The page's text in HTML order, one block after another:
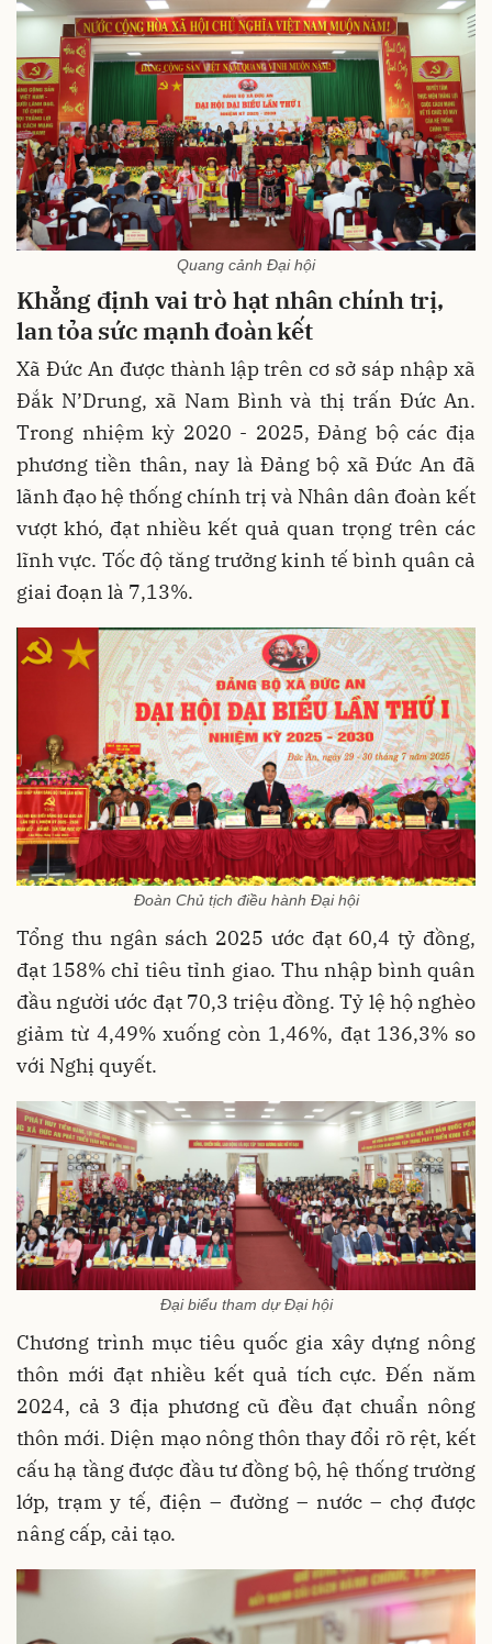
Quang cảnh Đại hội
Khẳng định vai trò hạt nhân chính trị,
lan tỏa sức mạnh đoàn kết
Xã Đức An được thành lập trên cơ sở sáp nhập xã
Đắk N’Drung, xã Nam Bình và thị trấn Đức An.
Trong nhiệm kỳ 2020 - 2025, Đảng bộ các địa
phương tiền thân, nay là Đảng bộ xã Đức An đã
lãnh đạo hệ thống chính trị và Nhân dân đoàn kết
vượt khó, đạt nhiều kết quả quan trọng trên các
lĩnh vực. Tốc độ tăng trưởng kinh tế bình quân cả
giai đoạn là 7,13%.
Đoàn Chủ tịch điều hành Đại hội
Tổng thu ngân sách 2025 ước đạt 60,4 tỷ đồng,
đạt 158% chỉ tiêu tỉnh giao. Thu nhập bình quân
đầu người ước đạt 70,3 triệu đồng. Tỷ lệ hộ nghèo
giảm từ 4,49% xuống còn 1,46%, đạt 136,3% so
với Nghị quyết.
Đại biểu tham dự Đại hội
Chương trình mục tiêu quốc gia xây dựng nông
thôn mới đạt nhiều kết quả tích cực. Đến năm
2024, cả 3 địa phương cũ đều đạt chuẩn nông
thôn mới. Diện mạo nông thôn thay đổi rõ rệt, kết
cấu hạ tầng được đầu tư đồng bộ, hệ thống trường
lớp, trạm y tế, điện – đường – nước – chợ được
nâng cấp, cải tạo.